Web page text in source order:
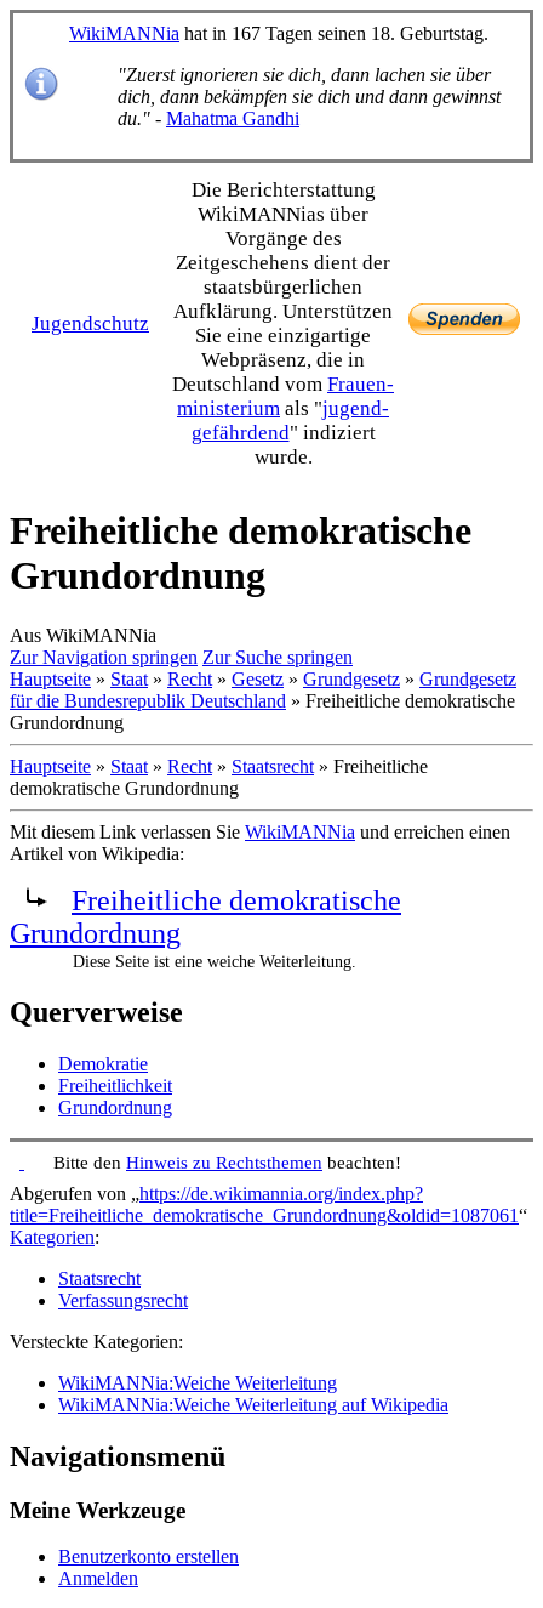
WikiMANNia hat in 167 Tagen seinen 18. Geburtstag.
"Zuerst ignorieren sie dich, dann lachen sie über
dich, dann bekämpfen sie dich und dann gewinnst
du." - Mahatma Gandhi
Jugendschutz
Die Bericht­erstattung
WikiMANNias über
Vorgänge des
Zeitgeschehens dient der
staats­bürgerlichen
Aufklärung. Unterstützen
Sie eine einzig­artige
Webpräsenz, die in
Deutschland vom Frauen­
ministerium als "jugend­
gefährdend" indiziert
wurde.
Freiheitliche demokratische
Grundordnung
Aus WikiMANNia
Zur Navigation springen Zur Suche springen
Hauptseite » Staat » Recht » Gesetz » Grundgesetz » Grundgesetz
für die Bundesrepublik Deutschland » Freiheitliche demokratische
Grundordnung
Hauptseite » Staat » Recht » Staatsrecht » Freiheitliche
demokratische Grundordnung
Mit diesem Link verlassen Sie WikiMANNia und erreichen einen
Artikel von Wikipedia:
Freiheitliche demokratische
Grundordnung
Diese Seite ist eine weiche Weiterleitung.
Querverweise
Demokratie
Freiheitlichkeit
Grundordnung
Bitte den Hinweis zu Rechtsthemen beachten!
Abgerufen von „https://de.wikimannia.org/index.php?
title=Freiheitliche_demokratische_Grundordnung&oldid=1087061“
Kategorien:
Staatsrecht
Verfassungsrecht
Versteckte Kategorien:
WikiMANNia:Weiche Weiterleitung
WikiMANNia:Weiche Weiterleitung auf Wikipedia
Navigationsmenü
Meine Werkzeuge
Benutzerkonto erstellen
Anmelden